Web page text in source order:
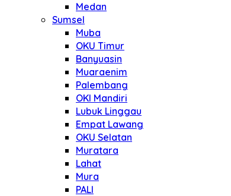
Medan
Sumsel
Muba
OKU Timur
Banyuasin
Muaraenim
Palembang
OKI Mandiri
Lubuk Linggau
Empat Lawang
OKU Selatan
Muratara
Lahat
Mura
PALI